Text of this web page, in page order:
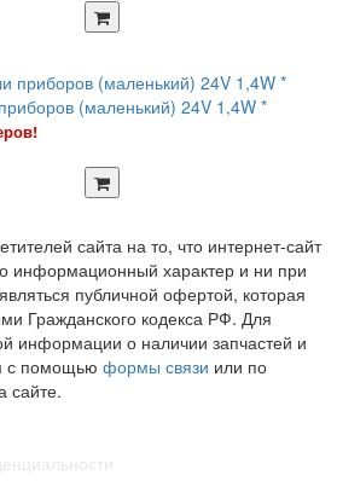
(маленький) 24V 1,4W *
сайта на то, что интернет-сайт
информационный характер и ни при
публичной офертой, которая
Гражданского кодекса РФ. Для
информации о наличии запчастей и
с помощью формы связи или по
сайте.